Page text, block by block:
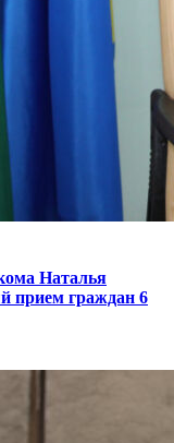
Наталья
прием граждан 6